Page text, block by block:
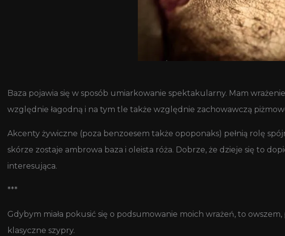
Baza pojawia się w sposób umiarkowanie spektakularny. Mam
względnie łagodną i na tym tle także względnie zachowawczą
Akcenty żywiczne (poza benzoesem także opoponaks) pełnią rolę
skórze zostaje ambrowa baza i oleista róża. Dobrze, że dzieje się to
interesująca.
***
Gdybym miała pokusić się o podsumowanie moich wrażeń, to
klasyczne szypry.